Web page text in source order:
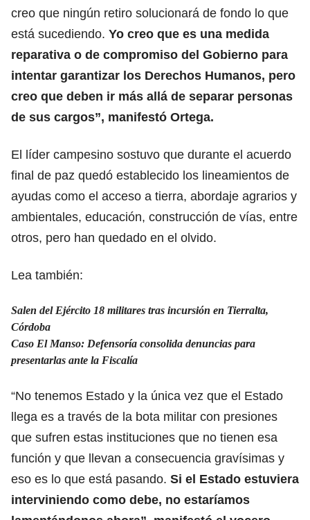
creo que ningún retiro solucionará de fondo lo que
está sucediendo. Yo creo que es una medida
reparativa o de compromiso del Gobierno para
intentar garantizar los Derechos Humanos, pero
creo que deben ir más allá de separar personas
de sus cargos”, manifestó Ortega.
El líder campesino sostuvo que durante el acuerdo
final de paz quedó establecido los lineamientos de
ayudas como el acceso a tierra, abordaje agrarios y
ambientales, educación, construcción de vías, entre
otros, pero han quedado en el olvido.
Lea también:
Salen del Ejército 18 militares tras incursión en Tierralta,
Córdoba
Caso El Manso: Defensoría consolida denuncias para
presentarlas ante la Fiscalía
“No tenemos Estado y la única vez que el Estado
llega es a través de la bota militar con presiones
que sufren estas instituciones que no tienen esa
función y que llevan a consecuencia gravísimas y
eso es lo que está pasando. Si el Estado estuviera
interviniendo como debe, no estaríamos